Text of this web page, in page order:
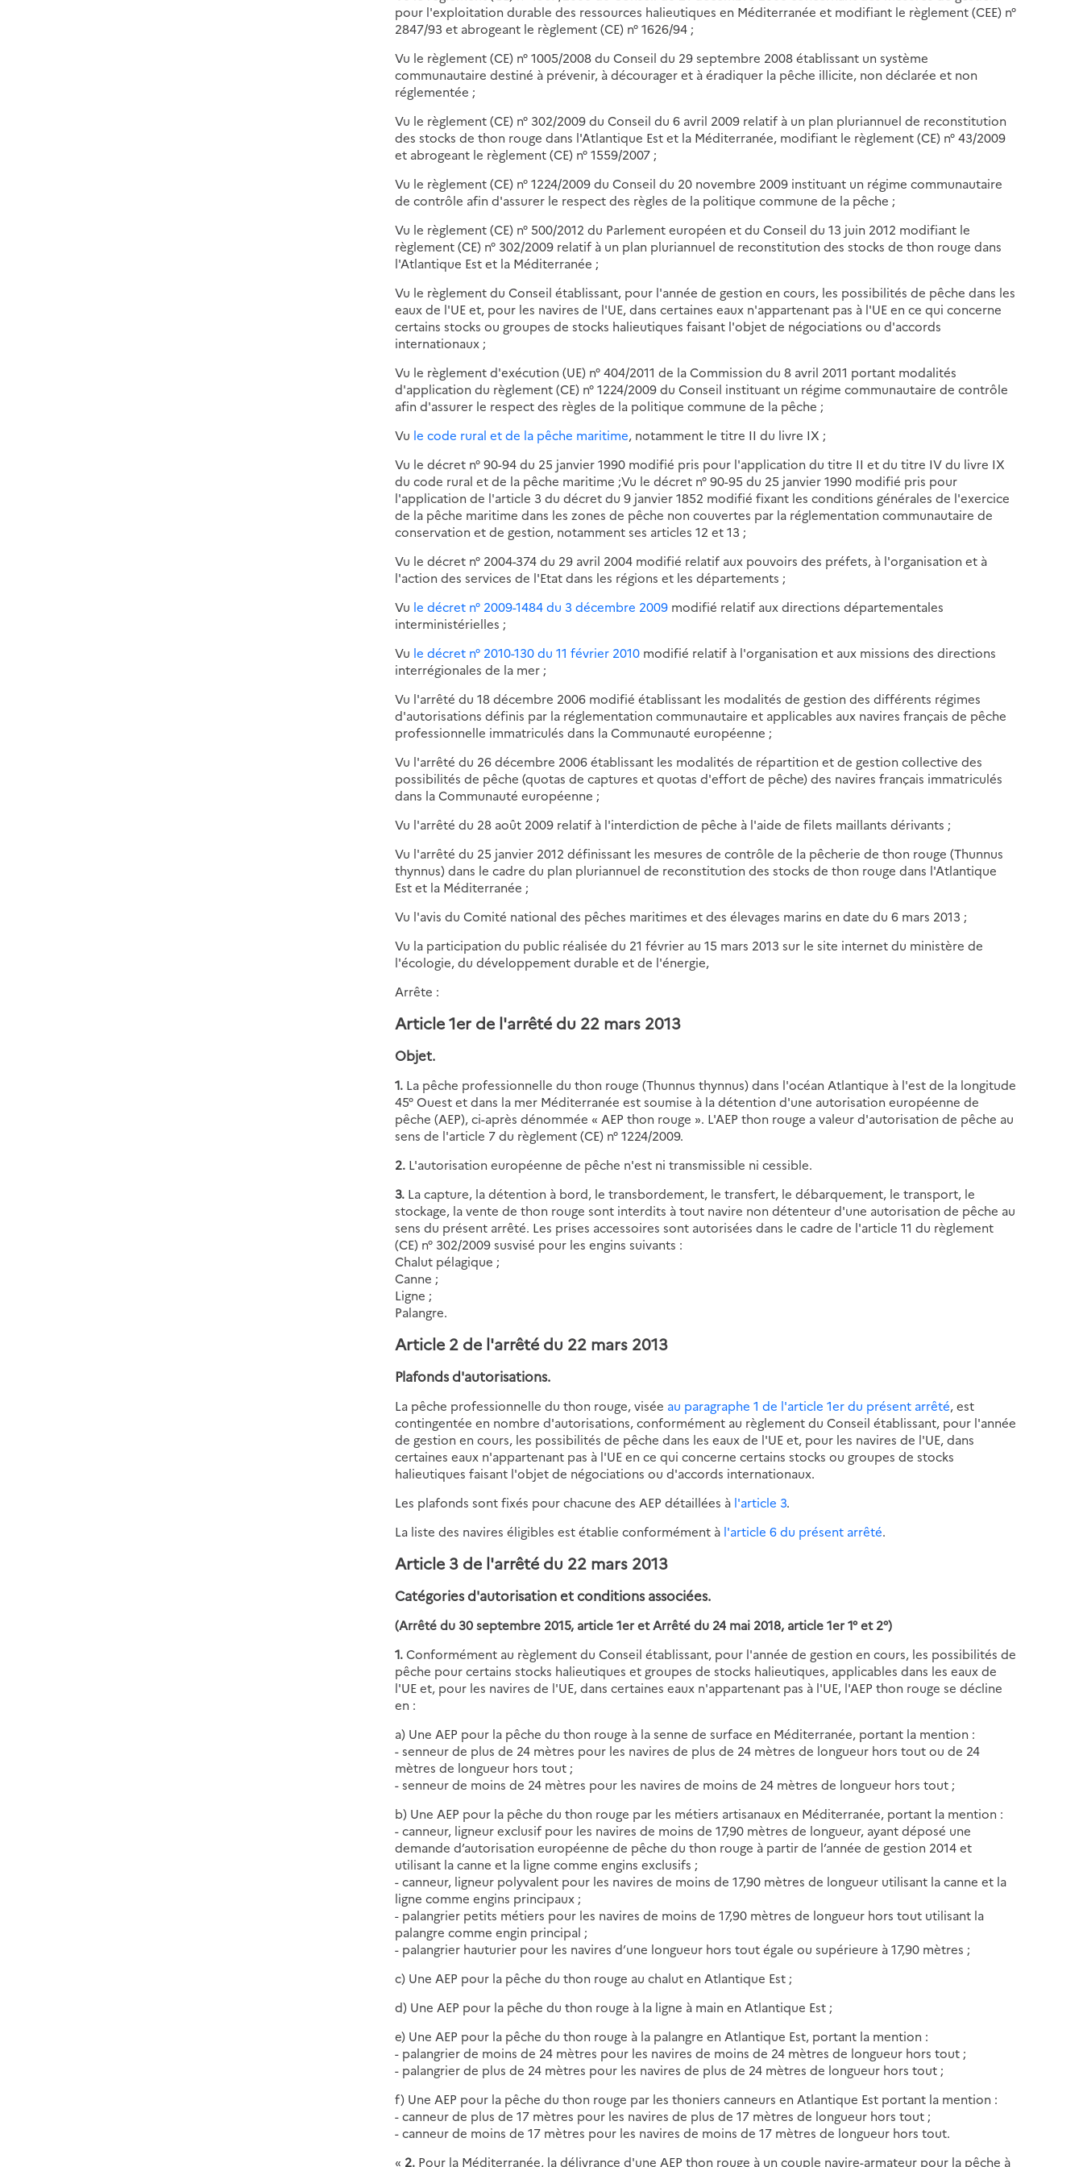
pour l'exploitation durable des ressources halieutiques en Méditerranée et modifiant le règlement (CEE) n°
2847/93 et abrogeant le règlement (CE) n° 1626/94 ;
Vu le règlement (CE) n° 1005/2008 du Conseil du 29 septembre 2008 établissant un système
communautaire destiné à prévenir, à décourager et à éradiquer la pêche illicite, non déclarée et non
réglementée ;
Vu le règlement (CE) n° 302/2009 du Conseil du 6 avril 2009 relatif à un plan pluriannuel de reconstitution
des stocks de thon rouge dans l'Atlantique Est et la Méditerranée, modifiant le règlement (CE) n° 43/2009
et abrogeant le règlement (CE) n° 1559/2007 ;
Vu le règlement (CE) n° 1224/2009 du Conseil du 20 novembre 2009 instituant un régime communautaire
de contrôle afin d'assurer le respect des règles de la politique commune de la pêche ;
Vu le règlement (CE) n° 500/2012 du Parlement européen et du Conseil du 13 juin 2012 modifiant le
règlement (CE) n° 302/2009 relatif à un plan pluriannuel de reconstitution des stocks de thon rouge dans
l'Atlantique Est et la Méditerranée ;
Vu le règlement du Conseil établissant, pour l'année de gestion en cours, les possibilités de pêche dans les
eaux de l'UE et, pour les navires de l'UE, dans certaines eaux n'appartenant pas à l'UE en ce qui concerne
certains stocks ou groupes de stocks halieutiques faisant l'objet de négociations ou d'accords
internationaux ;
Vu le règlement d'exécution (UE) n° 404/2011 de la Commission du 8 avril 2011 portant modalités
d'application du règlement (CE) n° 1224/2009 du Conseil instituant un régime communautaire de contrôle
afin d'assurer le respect des règles de la politique commune de la pêche ;
Vu le code rural et de la pêche maritime, notamment le titre II du livre IX ;
Vu le décret n° 90-94 du 25 janvier 1990 modifié pris pour l'application du titre II et du titre IV du livre IX
du code rural et de la pêche maritime ;Vu le décret n° 90-95 du 25 janvier 1990 modifié pris pour
l'application de l'article 3 du décret du 9 janvier 1852 modifié fixant les conditions générales de l'exercice
de la pêche maritime dans les zones de pêche non couvertes par la réglementation communautaire de
conservation et de gestion, notamment ses articles 12 et 13 ;
Vu le décret n° 2004-374 du 29 avril 2004 modifié relatif aux pouvoirs des préfets, à l'organisation et à
l'action des services de l'Etat dans les régions et les départements ;
Vu le décret n° 2009-1484 du 3 décembre 2009 modifié relatif aux directions départementales
interministérielles ;
Vu le décret n° 2010-130 du 11 février 2010 modifié relatif à l'organisation et aux missions des directions
interrégionales de la mer ;
Vu l'arrêté du 18 décembre 2006 modifié établissant les modalités de gestion des différents régimes
d'autorisations définis par la réglementation communautaire et applicables aux navires français de pêche
professionnelle immatriculés dans la Communauté européenne ;
Vu l'arrêté du 26 décembre 2006 établissant les modalités de répartition et de gestion collective des
possibilités de pêche (quotas de captures et quotas d'effort de pêche) des navires français immatriculés
dans la Communauté européenne ;
Vu l'arrêté du 28 août 2009 relatif à l'interdiction de pêche à l'aide de filets maillants dérivants ;
Vu l'arrêté du 25 janvier 2012 définissant les mesures de contrôle de la pêcherie de thon rouge (Thunnus
thynnus) dans le cadre du plan pluriannuel de reconstitution des stocks de thon rouge dans l'Atlantique
Est et la Méditerranée ;
Vu l'avis du Comité national des pêches maritimes et des élevages marins en date du 6 mars 2013 ;
Vu la participation du public réalisée du 21 février au 15 mars 2013 sur le site internet du ministère de
l'écologie, du développement durable et de l'énergie,
Arrête :
Article 1er de l'arrêté du 22 mars 2013
Objet.
1. La pêche professionnelle du thon rouge (Thunnus thynnus) dans l'océan Atlantique à l'est de la longitude
45° Ouest et dans la mer Méditerranée est soumise à la détention d'une autorisation européenne de
pêche (AEP), ci-après dénommée « AEP thon rouge ». L'AEP thon rouge a valeur d'autorisation de pêche au
sens de l'article 7 du règlement (CE) n° 1224/2009.
2. L'autorisation européenne de pêche n'est ni transmissible ni cessible.
3. La capture, la détention à bord, le transbordement, le transfert, le débarquement, le transport, le
stockage, la vente de thon rouge sont interdits à tout navire non détenteur d'une autorisation de pêche au
sens du présent arrêté. Les prises accessoires sont autorisées dans le cadre de l'article 11 du règlement
(CE) n° 302/2009 susvisé pour les engins suivants :
Chalut pélagique ;
Canne ;
Ligne ;
Palangre.
Article 2 de l'arrêté du 22 mars 2013
Plafonds d'autorisations.
La pêche professionnelle du thon rouge, visée au paragraphe 1 de l'article 1er du présent arrêté, est
contingentée en nombre d'autorisations, conformément au règlement du Conseil établissant, pour l'année
de gestion en cours, les possibilités de pêche dans les eaux de l'UE et, pour les navires de l'UE, dans
certaines eaux n'appartenant pas à l'UE en ce qui concerne certains stocks ou groupes de stocks
halieutiques faisant l'objet de négociations ou d'accords internationaux.
Les plafonds sont fixés pour chacune des AEP détaillées à l'article 3.
La liste des navires éligibles est établie conformément à l'article 6 du présent arrêté.
Article 3 de l'arrêté du 22 mars 2013
Catégories d'autorisation et conditions associées.
(Arrêté du 30 septembre 2015, article 1er et Arrêté du 24 mai 2018, article 1er 1° et 2°)
1.Conformément au règlement du Conseil établissant, pour l'année de gestion en cours, les possibilités de
pêche pour certains stocks halieutiques et groupes de stocks halieutiques, applicables dans les eaux de
l'UE et, pour les navires de l'UE, dans certaines eaux n'appartenant pas à l'UE, l'AEP thon rouge se décline
en :
a) Une AEP pour la pêche du thon rouge à la senne de surface en Méditerranée, portant la mention :
- senneur de plus de 24 mètres pour les navires de plus de 24 mètres de longueur hors tout ou de 24
mètres de longueur hors tout ;
- senneur de moins de 24 mètres pour les navires de moins de 24 mètres de longueur hors tout ;
b) Une AEP pour la pêche du thon rouge par les métiers artisanaux en Méditerranée, portant la mention :
- canneur, ligneur exclusif pour les navires de moins de 17,90 mètres de longueur, ayant déposé une
demande d’autorisation européenne de pêche du thon rouge à partir de l’année de gestion 2014 et
utilisant la canne et la ligne comme engins exclusifs ;
- canneur, ligneur polyvalent pour les navires de moins de 17,90 mètres de longueur utilisant la canne et la
ligne comme engins principaux ;
- palangrier petits métiers pour les navires de moins de 17,90 mètres de longueur hors tout utilisant la
palangre comme engin principal ;
- palangrier hauturier pour les navires d’une longueur hors tout égale ou supérieure à 17,90 mètres ;
c) Une AEP pour la pêche du thon rouge au chalut en Atlantique Est ;
d) Une AEP pour la pêche du thon rouge à la ligne à main en Atlantique Est ;
e) Une AEP pour la pêche du thon rouge à la palangre en Atlantique Est, portant la mention :
- palangrier de moins de 24 mètres pour les navires de moins de 24 mètres de longueur hors tout ;
- palangrier de plus de 24 mètres pour les navires de plus de 24 mètres de longueur hors tout ;
f) Une AEP pour la pêche du thon rouge par les thoniers canneurs en Atlantique Est portant la mention :
- canneur de plus de 17 mètres pour les navires de plus de 17 mètres de longueur hors tout ;
- canneur de moins de 17 mètres pour les navires de moins de 17 mètres de longueur hors tout.
« 2. Pour la Méditerranée, la délivrance d'une AEP thon rouge à un couple navire-armateur pour la pêche à